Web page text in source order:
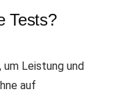
Tests?
Leistung und
auf